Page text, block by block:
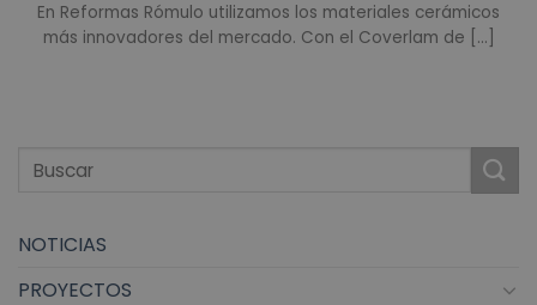
En Reformas Rómulo utilizamos los materiales cerámicos
más innovadores del mercado. Con el Coverlam de [...]
NOTICIAS
PROYECTOS